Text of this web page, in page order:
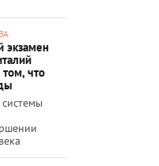
экзамен
что